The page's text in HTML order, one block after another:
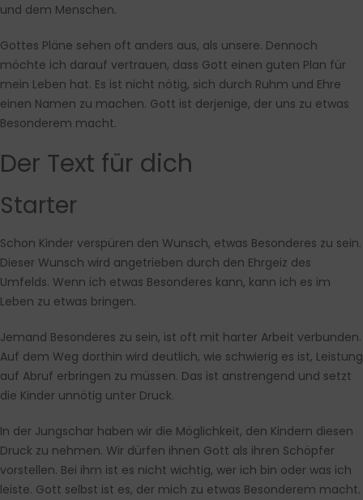
und dem Menschen.
Gottes Pläne sehen oft anders aus, als unsere. Dennoch
möchte ich darauf vertrauen, dass Gott einen guten Plan für
mein Leben hat. Es ist nicht nötig, sich durch Ruhm und Ehre
einen Namen zu machen. Gott ist derjenige, der uns zu etwas
Besonderem macht.
Der Text für dich
Starter
Schon Kinder verspüren den Wunsch, etwas Besonderes zu sein.
Dieser Wunsch wird angetrieben durch den Ehrgeiz des
Umfelds. Wenn ich etwas Besonderes kann, kann ich es im
Leben zu etwas bringen.
Jemand Besonderes zu sein, ist oft mit harter Arbeit verbunden.
Auf dem Weg dorthin wird deutlich, wie schwierig es ist, Leistung
auf Abruf erbringen zu müssen. Das ist anstrengend und setzt
die Kinder unnötig unter Druck.
In der Jungschar haben wir die Möglichkeit, den Kindern diesen
Druck zu nehmen. Wir dürfen ihnen Gott als ihren Schöpfer
vorstellen. Bei ihm ist es nicht wichtig, wer ich bin oder was ich
leiste. Gott selbst ist es, der mich zu etwas Besonderem macht.